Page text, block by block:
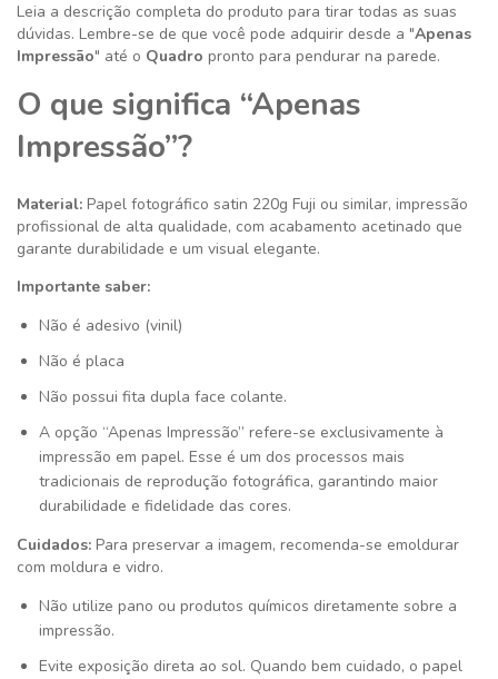
Leia a descrição completa do produto para tirar todas as suas
dúvidas. Lembre-se de que você pode adquirir desde a "Apenas
Impressão" até o Quadro pronto para pendurar na parede.
O que significa “Apenas
Impressão”?
Material: Papel fotográfico satin 220g Fuji ou similar, impressão
profissional de alta qualidade, com acabamento acetinado que
garante durabilidade e um visual elegante.
Importante saber:
Não é adesivo (vinil)
Não é placa
Não possui fita dupla face colante.
A opção “Apenas Impressão” refere-se exclusivamente à
impressão em papel. Esse é um dos processos mais
tradicionais de reprodução fotográfica, garantindo maior
durabilidade e fidelidade das cores.
Cuidados: Para preservar a imagem, recomenda-se emoldurar
com moldura e vidro.
Não utilize pano ou produtos químicos diretamente sobre a
impressão.
Evite exposição direta ao sol. Quando bem cuidado, o papel